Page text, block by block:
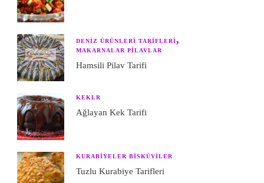
DENIZ ÜRÜNLERI TARIFLERI
MAKARNALAR PILAVLAR
Hamsili Pilav Tarifi
KEKLR
Ağlayan Kek Tarifi
KURABIYELER BISKÜVILER
Tuzlu Kurabiye Tarifleri